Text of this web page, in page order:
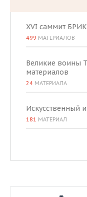
XVI саммит
499 МАТЕРИАЛОВ
Великие воины
материалов
24 МАТЕРИАЛА
Искусственный
181 МАТЕРИАЛ